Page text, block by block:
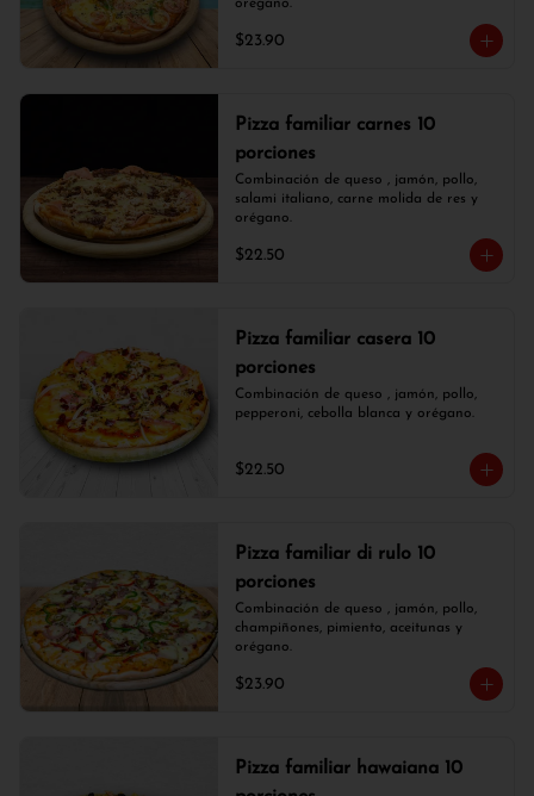
orégano.
$23.90
Pizza familiar carnes 10
porciones
Combinación de queso , jamón, pollo,
salami italiano, carne molida de res y
orégano.
$22.50
Pizza familiar casera 10
porciones
Combinación de queso , jamón, pollo,
pepperoni, cebolla blanca y orégano.
$22.50
Pizza familiar di rulo 10
porciones
Combinación de queso , jamón, pollo,
champiñones, pimiento, aceitunas y
orégano.
$23.90
Pizza familiar hawaiana 10